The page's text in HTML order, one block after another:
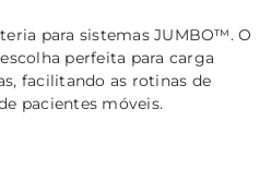
para sistemas JUMBO™. O
perfeita para carga
facilitando as rotinas de
pacientes móveis.